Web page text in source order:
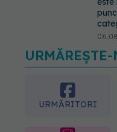
vs
URMĂRITORI